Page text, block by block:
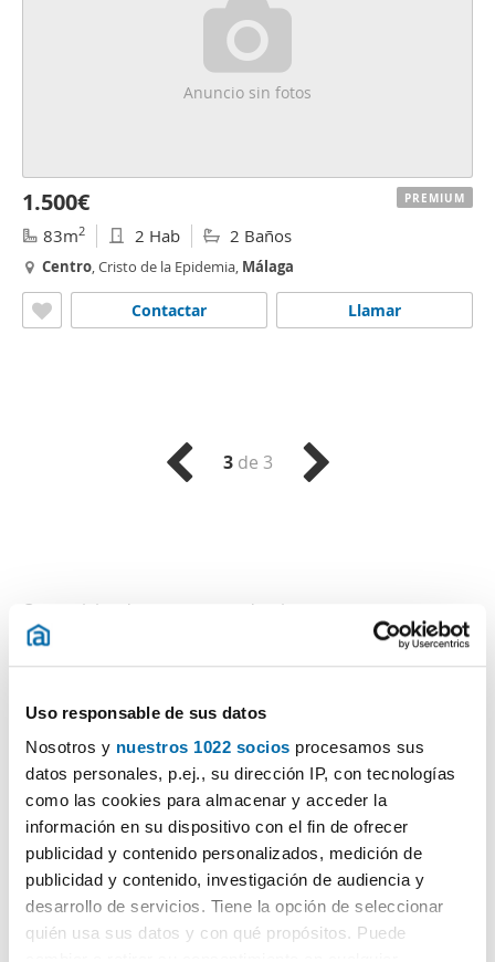
Uso responsable de sus datos
Nosotros y nuestros 1022 socios procesamos sus
datos personales, p.ej., su dirección IP, con tecnologías
como las cookies para almacenar y acceder la
información en su dispositivo con el fin de ofrecer
publicidad y contenido personalizados, medición de
publicidad y contenido, investigación de audiencia y
desarrollo de servicios. Tiene la opción de seleccionar
quién usa sus datos y con qué propósitos. Puede
Anuncio sin fotos
1.500€
83m2 2 Hab 2 Baños
Centro, Cristo de la Epidemia, Málaga
Llamar
Contactar
PREMIUM
3de 3
Otras viviendas que te pueden interesar
4.200€ 4.500€
250m2 3 Hab 2 Baños
PREMIUM Máx. 10km